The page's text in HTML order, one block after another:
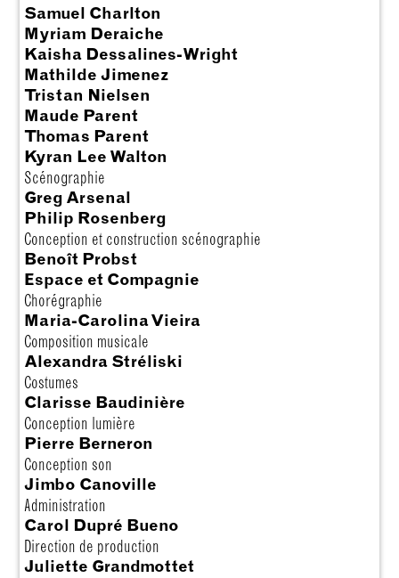
Samuel Charlton
Myriam Deraiche
Kaisha Dessalines-Wright
Mathilde Jimenez
Tristan Nielsen
Maude Parent
Thomas Parent
Kyran Lee Walton
Scénographie
Greg Arsenal
Philip Rosenberg
Conception et construction scénographie
Benoît Probst
Espace et Compagnie
Chorégraphie
Maria-Carolina Vieira
Composition musicale
Alexandra Stréliski
Costumes
Clarisse Baudinière
Conception lumière
Pierre Berneron
Conception son
Jimbo Canoville
Administration
Carol Dupré Bueno
Direction de production
Juliette Grandmottet